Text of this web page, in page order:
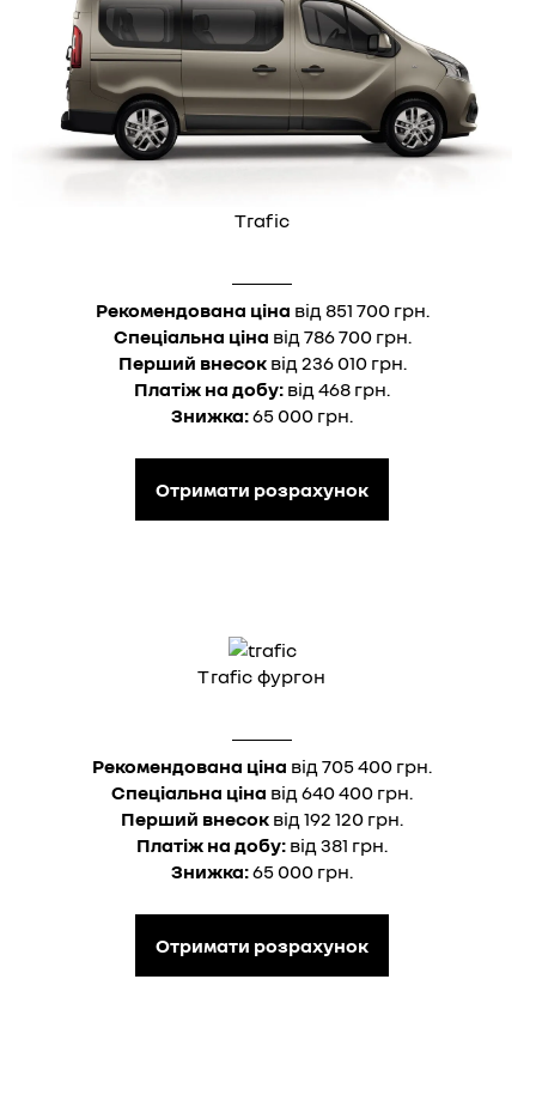
Trafic
Рекомендована ціна від 851 700 грн.
Спеціальна ціна від 786 700 грн.
Перший внесоквід 236 010 грн.
Платіж на добу: від 468 грн.
Знижка:65 000 грн.
Отримати розрахунок
Trafic фургон
Рекомендована ціна від 705 400 грн.
Спеціальна ціна від 640 400 грн.
Перший внесок від 192 120 грн.
Платіж на добу: від 381 грн.
Знижка:65 000 грн.
Отримати розрахунок